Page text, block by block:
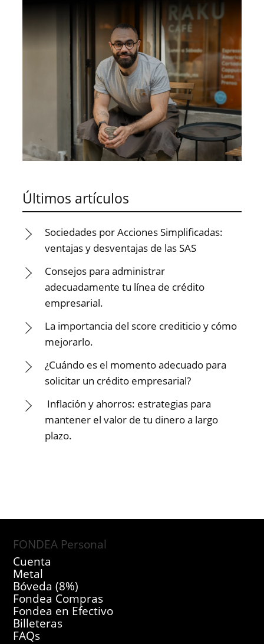
Últimos artículos
Sociedades por Acciones Simplificadas:
ventajas y desventajas de las SAS
Consejos para administrar
adecuadamente tu línea de crédito
empresarial.
La importancia del score crediticio y cómo
mejorarlo.
¿Cuándo es el momento adecuado para
solicitar un crédito empresarial?
Inflación y ahorros: estrategias para
mantener el valor de tu dinero a largo
plazo.
FONDEA Personal
Cuenta
Metal
Bóveda (8%)
Fondea Compras
Fondea en Efectivo
Billeteras
FAQs